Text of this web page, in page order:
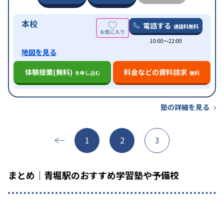
本校 電話する 通話料無料
10:00〜22:00
地図を見る
体験授業(無料) を申し込む 料金などの資料請求 無料
塾の詳細を見る
1 2 3
まとめ｜青堀駅のおすすめ学習塾や予備校